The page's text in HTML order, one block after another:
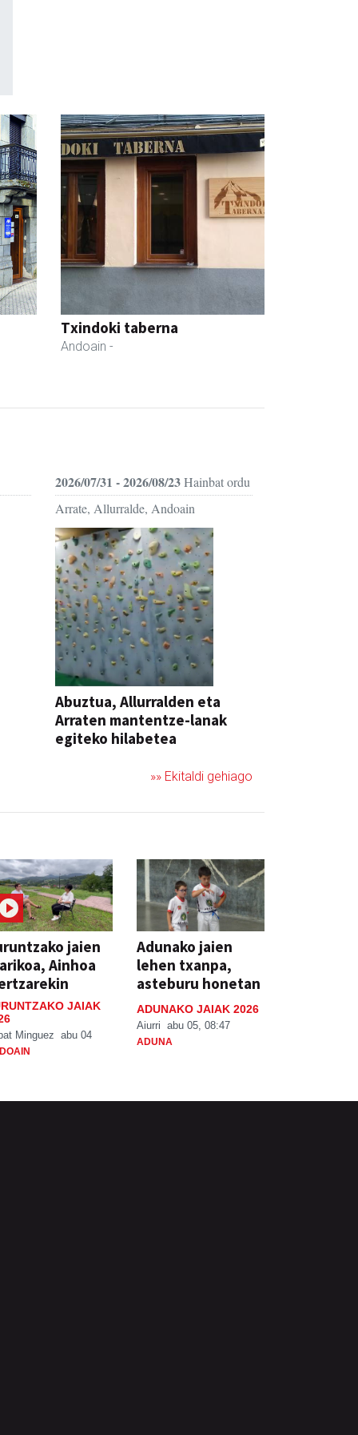
Txindoki taberna
Andoain -
2026/07/31 - 2026/08/23Hainbat ordu
Arrate, Allurralde, Andoain
Abuztua, Allurralden eta
Arraten mantentze-lanak
egiteko hilabetea
»» Ekitaldi gehiago
jaien
Ainhoa
JAIAK
Minguez abu 04
Adunako jaien
lehen txanpa,
asteburu honetan
ADUNAKO JAIAK 2026
Aiurri abu 05, 08:47
ADUNA